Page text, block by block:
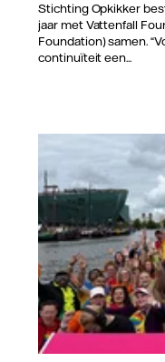
Stichting Opkikker
jaar met Vattenfall
Foundation) samen.
continuïteit een...